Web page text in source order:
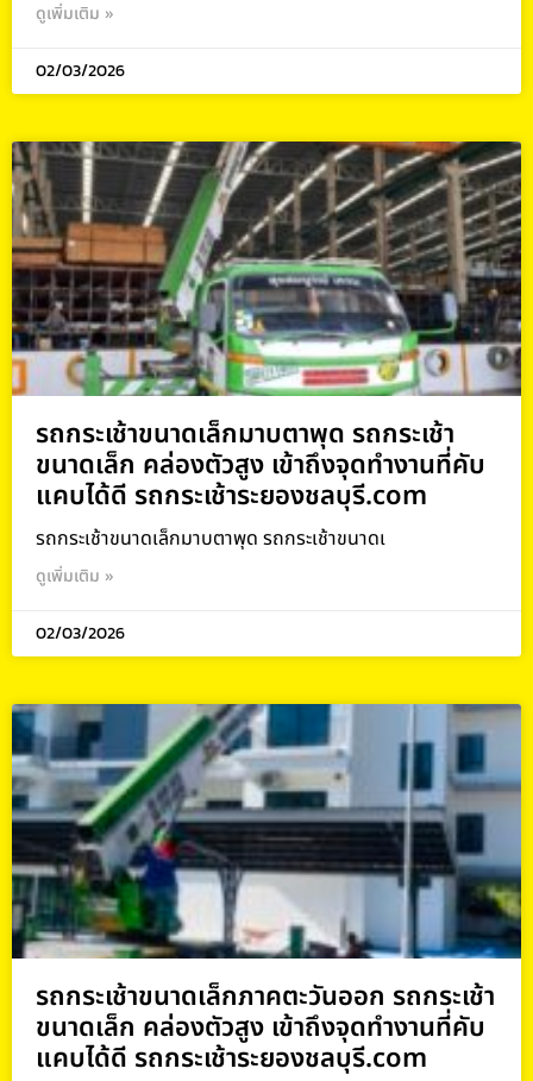
ดูเพิ่มเติม »
02/03/2026
รถกระเช้าขนาดเล็กมาบตาพุด รถกระเช้า
ขนาดเล็ก คล่องตัวสูง เข้าถึงจุดทำงานที่คับ
แคบได้ดี รถกระเช้าระยองชลบุรี.com
รถกระเช้าขนาดเล็กมาบตาพุด รถกระเช้าขนาดเ
ดูเพิ่มเติม »
02/03/2026
รถกระเช้าขนาดเล็กภาคตะวันออก รถกระเช้า
ขนาดเล็ก คล่องตัวสูง เข้าถึงจุดทำงานที่คับ
แคบได้ดี รถกระเช้าระยองชลบุรี.com